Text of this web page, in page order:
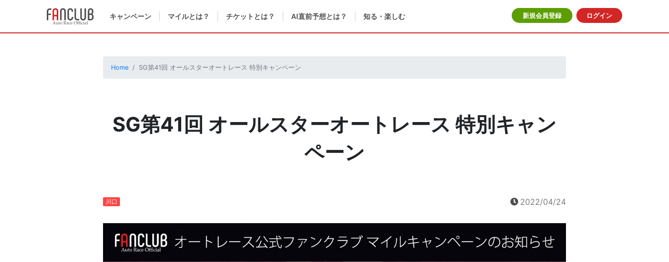
キャンペーン マイルとは？ チケットとは？ AI直前予想とは？ 知る・楽しむ 新規会員登録 ログイン
Home SG第41回 オールスターオートレース 特別キャンペーン
SG第41回 オールスターオートレース 特別キャン
ペーン
2022/04/24
川口